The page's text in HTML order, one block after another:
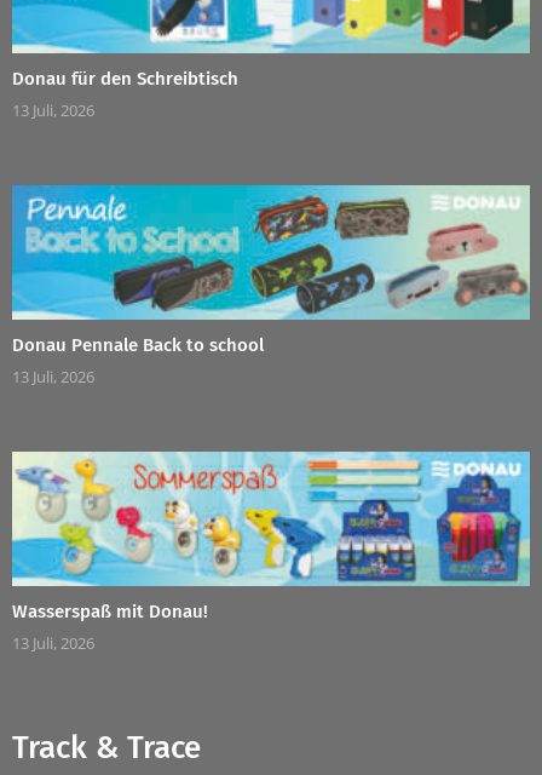
Donau für den Schreibtisch
13 Juli, 2026
Donau Pennale Back to school
13 Juli, 2026
Wasserspaß mit Donau!
13 Juli, 2026
Track & Trace